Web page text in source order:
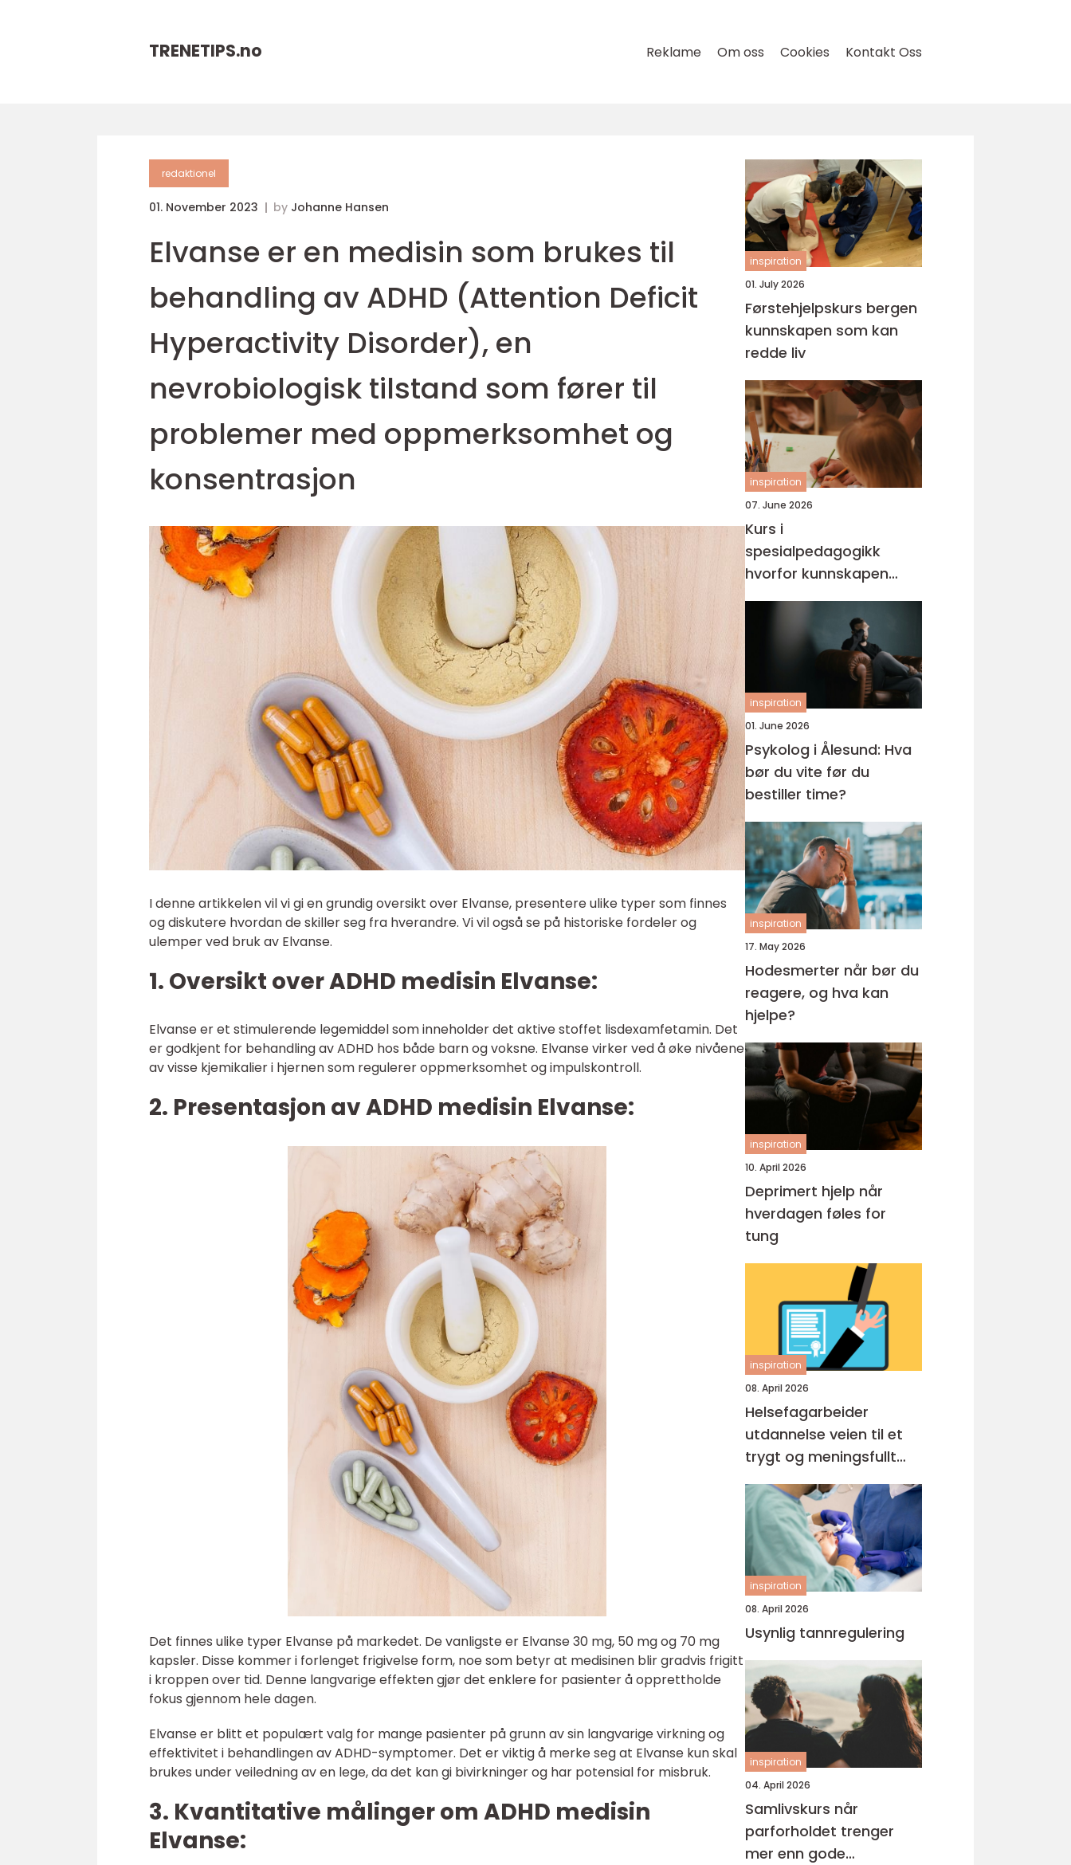
TRENETIPS.no Reklame Om oss Cookies Kontakt Oss
redaktionel
01. November 2023 by Johanne Hansen
Elvanse er en medisin som brukes til
behandling av ADHD (Attention Deficit
Hyperactivity Disorder), en
nevrobiologisk tilstand som fører til
problemer med oppmerksomhet og
konsentrasjon
I denne artikkelen vil vi gi en grundig oversikt over Elvanse, presentere ulike typer som finnes
og diskutere hvordan de skiller seg fra hverandre. Vi vil også se på historiske fordeler og
ulemper ved bruk av Elvanse.
1. Oversikt over ADHD medisin Elvanse:
Elvanse er et stimulerende legemiddel som inneholder det aktive stoffet lisdexamfetamin. Det
er godkjent for behandling av ADHD hos både barn og voksne. Elvanse virker ved å øke nivåene
av visse kjemikalier i hjernen som regulerer oppmerksomhet og impulskontroll.
2. Presentasjon av ADHD medisin Elvanse:
Det finnes ulike typer Elvanse på markedet. De vanligste er Elvanse 30 mg, 50 mg og 70 mg
kapsler. Disse kommer i forlenget frigivelse form, noe som betyr at medisinen blir gradvis frigitt
i kroppen over tid. Denne langvarige effekten gjør det enklere for pasienter å opprettholde
fokus gjennom hele dagen.
Elvanse er blitt et populært valg for mange pasienter på grunn av sin langvarige virkning og
effektivitet i behandlingen av ADHD-symptomer. Det er viktig å merke seg at Elvanse kun skal
brukes under veiledning av en lege, da det kan gi bivirkninger og har potensial for misbruk.
3. Kvantitative målinger om ADHD medisin
Elvanse:
inspiration
01. July 2026
Førstehjelpskurs bergen
kunnskapen som kan
redde liv
inspiration
07. June 2026
Kurs i
spesialpedagogikk
hvorfor kunnskapen
trengs mer enn noen
inspiration
01. June 2026
Psykolog i Ålesund: Hva
bør du vite før du
bestiller time?
inspiration
17. May 2026
Hodesmerter når bør du
reagere, og hva kan
hjelpe?
inspiration
10. April 2026
Deprimert hjelp når
hverdagen føles for
tung
inspiration
08. April 2026
Helsefagarbeider
utdannelse veien til et
trygt og meningsfullt
yrke
inspiration
08. April 2026
Usynlig tannregulering
inspiration
04. April 2026
Samlivskurs når
parforholdet trenger
mer enn gode